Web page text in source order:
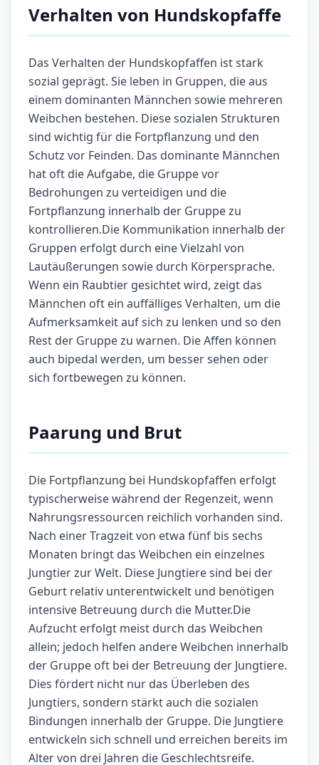
Verhalten von Hundskopfaffe
Das Verhalten der Hundskopfaffen ist stark
sozial geprägt. Sie leben in Gruppen, die aus
einem dominanten Männchen sowie mehreren
Weibchen bestehen. Diese sozialen Strukturen
sind wichtig für die Fortpflanzung und den
Schutz vor Feinden. Das dominante Männchen
hat oft die Aufgabe, die Gruppe vor
Bedrohungen zu verteidigen und die
Fortpflanzung innerhalb der Gruppe zu
kontrollieren.Die Kommunikation innerhalb der
Gruppen erfolgt durch eine Vielzahl von
Lautäußerungen sowie durch Körpersprache.
Wenn ein Raubtier gesichtet wird, zeigt das
Männchen oft ein auffälliges Verhalten, um die
Aufmerksamkeit auf sich zu lenken und so den
Rest der Gruppe zu warnen. Die Affen können
auch bipedal werden, um besser sehen oder
sich fortbewegen zu können.
Paarung und Brut
Die Fortpflanzung bei Hundskopfaffen erfolgt
typischerweise während der Regenzeit, wenn
Nahrungsressourcen reichlich vorhanden sind.
Nach einer Tragzeit von etwa fünf bis sechs
Monaten bringt das Weibchen ein einzelnes
Jungtier zur Welt. Diese Jungtiere sind bei der
Geburt relativ unterentwickelt und benötigen
intensive Betreuung durch die Mutter.Die
Aufzucht erfolgt meist durch das Weibchen
allein; jedoch helfen andere Weibchen innerhalb
der Gruppe oft bei der Betreuung der Jungtiere.
Dies fördert nicht nur das Überleben des
Jungtiers, sondern stärkt auch die sozialen
Bindungen innerhalb der Gruppe. Die Jungtiere
entwickeln sich schnell und erreichen bereits im
Alter von drei Jahren die Geschlechtsreife.